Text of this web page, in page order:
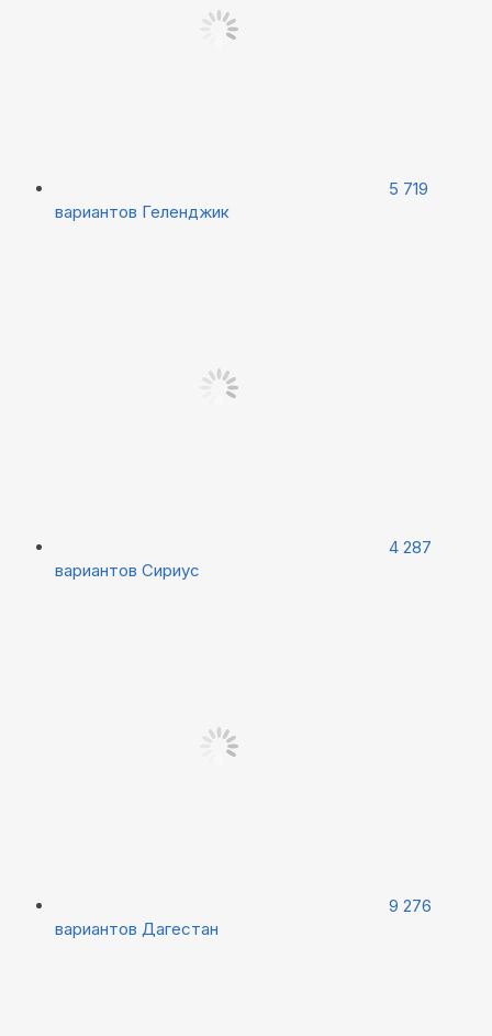
5 719
вариантов Геленджик
4 287
вариантов Сириус
9 276
вариантов Дагестан